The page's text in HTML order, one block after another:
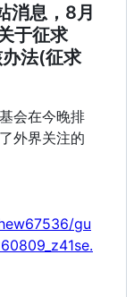
消息，8月
于征求
办法(征求
会在今晚排
外界关注的
gu